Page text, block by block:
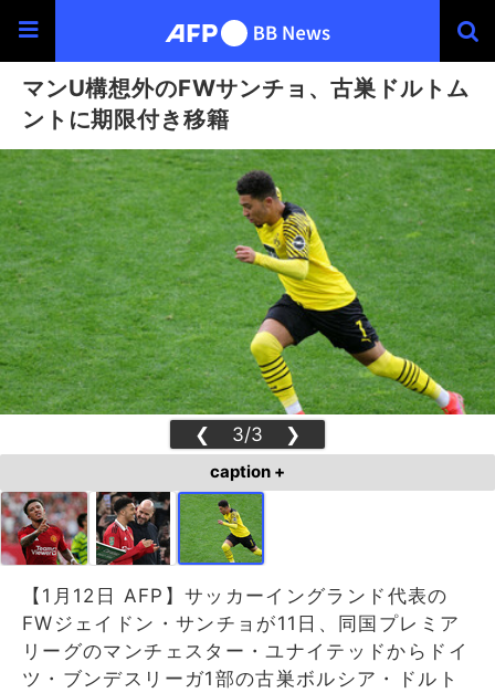
マンU構想外のFWサンチョ、古巣ドルトム
ントに期限付き移籍
❮ 3/3 ❯
caption +
【1月12日 AFP】サッカーイングランド代表の
FWジェイドン・サンチョが11日、同国プレミア
リーグのマンチェスター・ユナイテッドからドイ
ツ・ブンデスリーガ1部の古巣ボルシア・ドルト